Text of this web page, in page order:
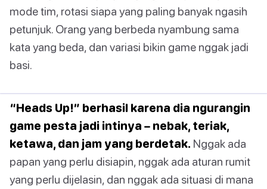
mode tim, rotasi siapa yang paling banyak ngasih
petunjuk. Orang yang berbeda nyambung sama
kata yang beda, dan variasi bikin game nggak jadi
basi.
“Heads Up!” berhasil karena dia ngurangin
game pesta jadi intinya – nebak, teriak,
ketawa, dan jam yang berdetak. Nggak ada
papan yang perlu disiapin, nggak ada aturan rumit
yang perlu dijelasin, dan nggak ada situasi di mana